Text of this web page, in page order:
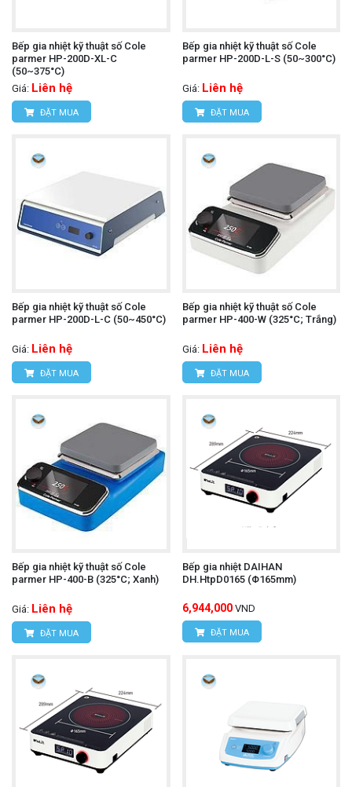
Bếp gia nhiệt kỹ thuật số Cole
parmer HP-200D-XL-C
(50~375°C)
Giá: Liên hệ
ĐẶT MUA
Bếp gia nhiệt kỹ thuật số Cole
parmer HP-200D-L-S (50~300°C)
Giá: Liên hệ
ĐẶT MUA
Bếp gia nhiệt kỹ thuật số Cole
parmer HP-200D-L-C (50~450°C)
Giá: Liên hệ
ĐẶT MUA
Bếp gia nhiệt kỹ thuật số Cole
parmer HP-400-W (325°C; Trắng)
Giá: Liên hệ
ĐẶT MUA
Bếp gia nhiệt kỹ thuật số Cole
parmer HP-400-B (325°C; Xanh)
Giá: Liên hệ
ĐẶT MUA
Bếp gia nhiệt DAIHAN
DH.HtpD0165 (Φ165mm)
6,944,000 VND
ĐẶT MUA